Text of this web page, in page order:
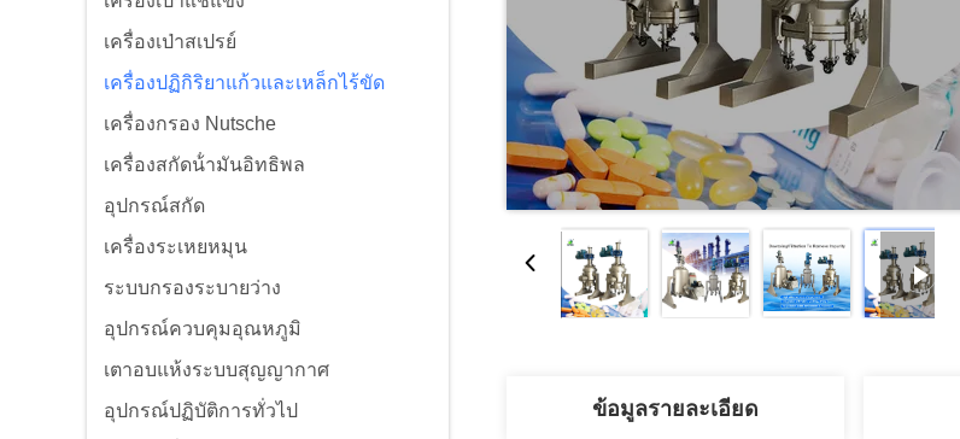
เครื่องเป่าสเปรย์
เครื่องปฏิกิริยาแก้วและเหล็กไร้ขัด
เครื่องกรอง Nutsche
เครื่องสกัดน้ํามันอิทธิพล
อุปกรณ์สกัด
เครื่องระเหยหมุน
ระบบกรองระบายว่าง
อุปกรณ์ควบคุมอุณหภูมิ
เตาอบแห้งระบบสุญญากาศ
อุปกรณ์ปฏิบัติการทั่วไป
ข้อมูลรายละเอียด